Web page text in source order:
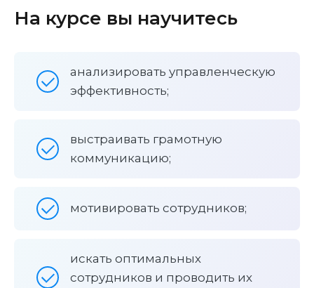
На курсе вы научитесь
анализировать управленческую
эффективность;
выстраивать грамотную
коммуникацию;
мотивировать сотрудников;
искать оптимальных
сотрудников и проводить их